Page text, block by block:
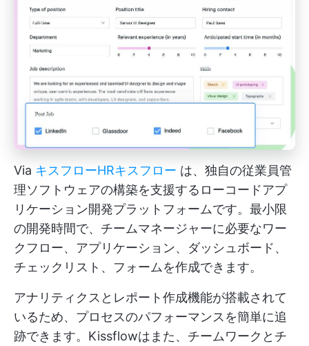
Via キスフローHRキスフロー は、独自の従業員管
理ソフトウェアの構築を支援するローコードアプ
リケーション開発プラットフォームです。最小限
の開発時間で、チームマネージャーに必要なワー
クフロー、アプリケーション、ダッシュボード、
チェックリスト、フォームを作成できます。
アナリティクスとレポート作成機能が搭載されて
いるため、プロセスのパフォーマンスを簡単に追
跡できます。Kissflowはまた、チームワークとチ